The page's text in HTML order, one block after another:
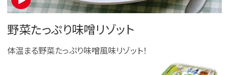
野菜たっぷり味噌リゾット
体温まる野菜たっぷり味噌風味リゾット！